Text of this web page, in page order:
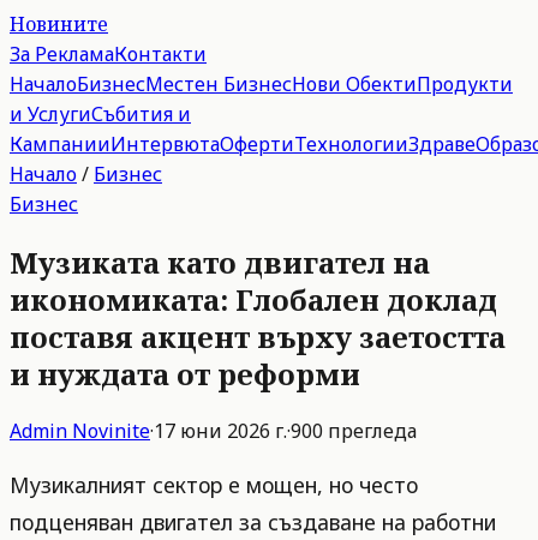
Новините
За РекламаКонтакти
НачалоБизнесМестен БизнесНови ОбектиПродукти
и УслугиСъбития и
КампанииИнтервютаОфертиТехнологииЗдраве
Начало/ Бизнес
Бизнес
Музиката като двигател на
икономиката: Глобален доклад
поставя акцент върху заетостта
и нуждата от реформи
Admin Novinite·17 юни 2026 г.·900 прегледа
Музикалният сектор е мощен, но често
подценяван двигател за създаване на работни